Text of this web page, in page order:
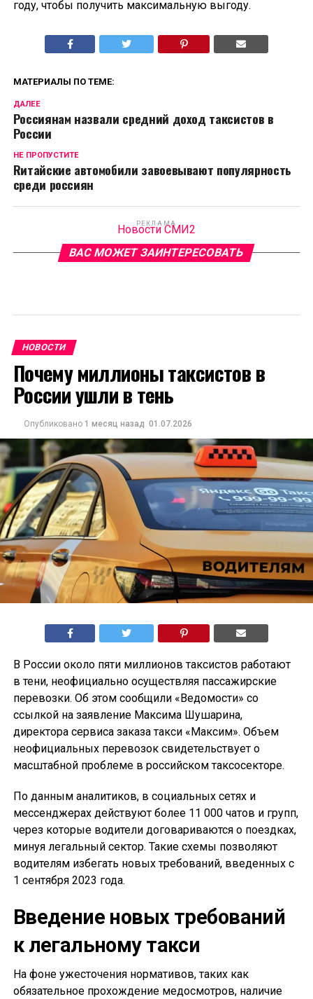
году, чтобы получить максимальную выгоду.
МАТЕРИАЛЫ ПО ТЕМЕ:
ДАЛЕЕ
Россиянам назвали средний доход таксистов в
России
НЕ ПРОПУСТИТЕ
Rитайские автомобили завоевывают популярность
среди россиян
РЕКЛАМА
Новости СМИ2
ВАС МОЖЕТ ЗАИНТЕРЕСОВАТЬ
НОВОСТИ
Почему миллионы таксистов в
России ушли в тень
Опубликовано 1 месяц назад 01.07.2026
В России около пяти миллионов таксистов работают
в тени, неофициально осуществляя пассажирские
перевозки. Об этом сообщили «Ведомости» со
ссылкой на заявление Максима Шушарина,
директора сервиса заказа такси «Максим». Объем
неофициальных перевозок свидетельствует о
масштабной проблеме в российском таксосекторе.
По данным аналитиков, в социальных сетях и
мессенджерах действуют более 11 000 чатов и групп,
через которые водители договариваются о поездках,
минуя легальный сектор. Такие схемы позволяют
водителям избегать новых требований, введенных с
1 сентября 2023 года.
Введение новых требований
к легальному такси
На фоне ужесточения нормативов, таких как
обязательное прохождение медосмотров, наличие